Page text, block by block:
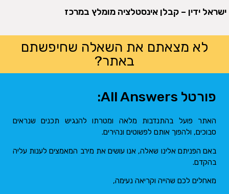
ישראל ידין – קבלן אינסטלציה מומלץ במרכז
לא מצאתם את השאלה שחיפשתם
באתר?
פורטל All Answers:
האתר פועל בהתנדבות מלאה ומטרתו להנגיש תכנים שנראים
סבוכים, ולהפוך אותם לפשוטים ונהירים.
באם הפניתם אלינו שאלה, אנו עושים את מירב המאמצים לענות עליה
בהקדם.
מאחלים לכם שהייה וקריאה נעימה,